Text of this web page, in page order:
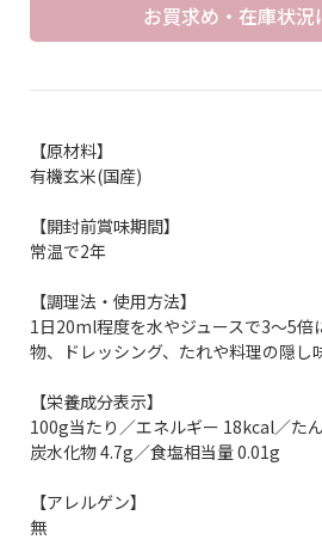
お買求め・在庫状況
【原材料】
有機玄米(国産)
【開封前賞味期間】
常温で2年
【調理法・使用方法】
1日20ml程度を水やジュースで3～5倍
物、ドレッシング、たれや料理の隠し
【栄養成分表示】
100g当たり／エネルギー 18kcal／た
炭水化物 4.7g／食塩相当量 0.01g
【アレルゲン】
無